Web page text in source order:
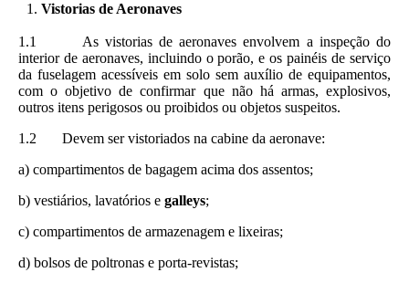
Vistorias de Aeronaves
1.1 As vistorias de aeronaves envolvem a inspeção do
interior de aeronaves, incluindo o porão, e os painéis de serviço
da fuselagem acessíveis em solo sem auxílio de equipamentos,
com o objetivo de confirmar que não há armas, explosivos,
outros itens perigosos ou proibidos ou objetos suspeitos.
1.2 Devem ser vistoriados na cabine da aeronave:
a) compartimentos de bagagem acima dos assentos;
b) vestiários, lavatórios e galleys;
c) compartimentos de armazenagem e lixeiras;
d) bolsos de poltronas e porta-revistas;